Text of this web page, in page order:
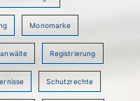
Monomarke
Registrierung
Schutzrechte